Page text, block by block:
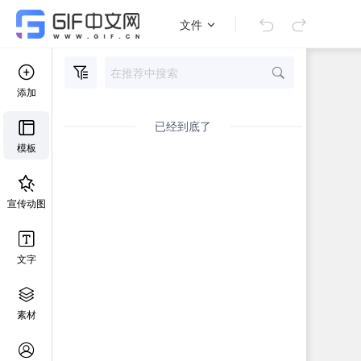
文件
添加
模板
宣传动图
文字
素材
已经到底了